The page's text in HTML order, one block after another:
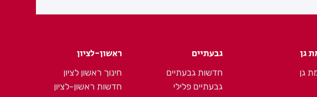
גן
גן
גבעתיים
חדשות גבעתיים
גבעתיים פלילי
ראשון-לציון
חינוך ראשון לציון
חדשות ראשון-לציון